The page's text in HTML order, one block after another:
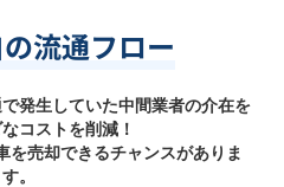
流通フロー
発生していた中間業者の介在を
コストを削減！
を売却できるチャンスがありま
す。